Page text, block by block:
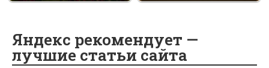
Яндекс рекомендует —
лучшие статьи сайта